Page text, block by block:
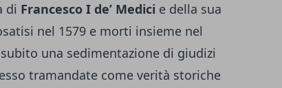
di Francesco I de’ Medici e della sua
nel 1579 e morti insieme nel
una sedimentazione di giudizi
tramandate come verità storiche